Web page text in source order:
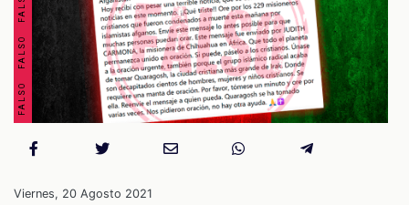
Viernes, 20 Agosto 2021